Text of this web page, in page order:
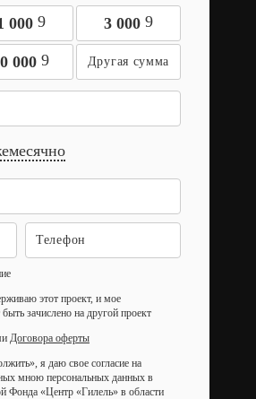
000 9 3 000 9
0009
этот проект, и мое
зачислено на другой проект
Договора оферты
я даю свое согласие на
мною персональных данных в
Фонда «Центр «Гилель» в области